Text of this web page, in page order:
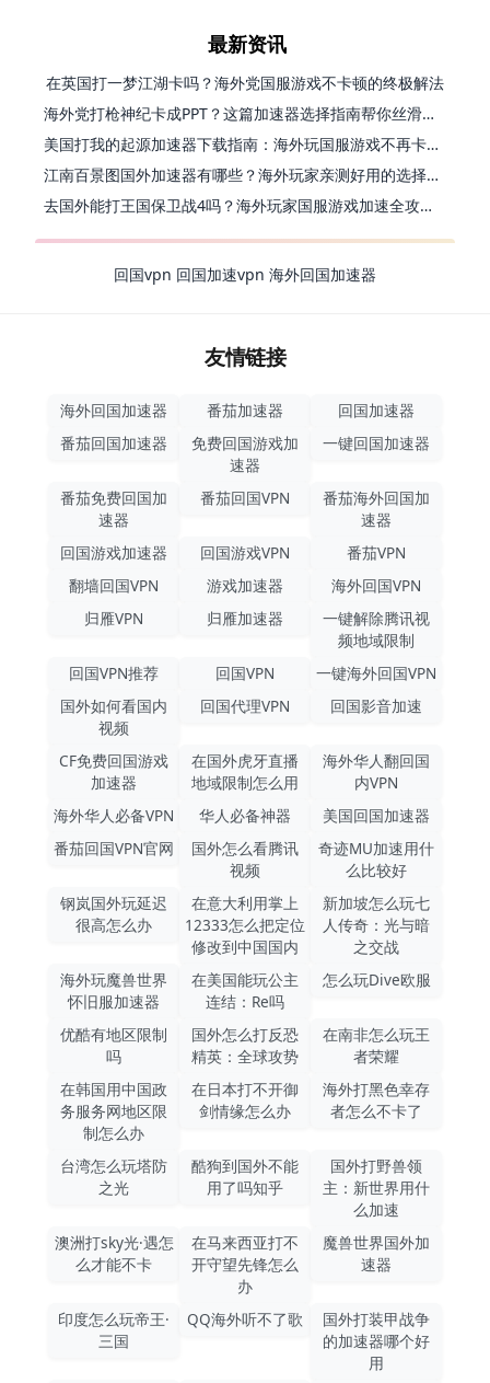
最新资讯
在英国打一梦江湖卡吗？海外党国服游戏不卡顿的终极解法
海外党打枪神纪卡成PPT？这篇加速器选择指南帮你丝滑上分
美国打我的起源加速器下载指南：海外玩国服游戏不再卡的终极方案
江南百景图国外加速器有哪些？海外玩家亲测好用的选择与避坑指南
去国外能打王国保卫战4吗？海外玩家国服游戏加速全攻略（附公主连结幻想江湖实测）
回国vpn 回国加速vpn 海外回国加速器
友情链接
海外回国加速器 番茄加速器
回国加速器
番茄回国加速器
免费回国游戏加
速器
一键回国加速器
番茄免费回国加
速器
番茄回国VPN
番茄海外回国加
速器
回国游戏加速器
回国游戏VPN
番茄VPN
翻墙回国VPN
游戏加速器
海外回国VPN
归雁VPN
归雁加速器
一键解除腾讯视
频地域限制
回国VPN推荐
回国VPN
一键海外回国VPN
国外如何看国内
视频
回国代理VPN 回国影音加速
CF免费回国游戏
加速器
在国外虎牙直播
地域限制怎么用
海外华人翻回国
内VPN
海外华人必备VPN
华人必备神器
美国回国加速器
番茄回国VPN官网
国外怎么看腾讯
视频
奇迹MU加速用什
么比较好
钢岚国外玩延迟
很高怎么办
在意大利用掌上
12333怎么把定位
修改到中国国内
新加坡怎么玩七
人传奇：光与暗
之交战
海外玩魔兽世界
怀旧服加速器
在美国能玩公主
连结：Re吗
怎么玩Dive欧服
优酷有地区限制
吗
国外怎么打反恐
精英：全球攻势
在南非怎么玩王
者荣耀
在韩国用中国政
务服务网地区限
制怎么办
在日本打不开御
剑情缘怎么办
海外打黑色幸存
者怎么不卡了
台湾怎么玩塔防
之光
酷狗到国外不能
用了吗知乎
国外打野兽领
主：新世界用什
么加速
澳洲打sky光·遇怎
么才能不卡
在马来西亚打不
开守望先锋怎么
办
魔兽世界国外加
速器
印度怎么玩帝王·
三国
QQ海外听不了歌
国外打装甲战争
的加速器哪个好
用